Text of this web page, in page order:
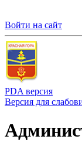
Войти на сайт
PDA версия
Версия для